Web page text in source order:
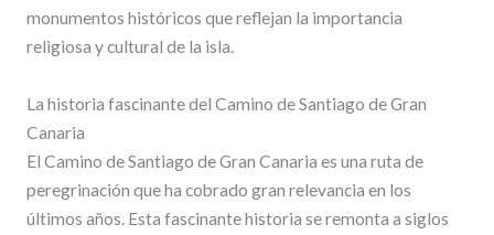
monumentos históricos que reflejan la importancia
religiosa y cultural de la isla.
La historia fascinante del Camino de Santiago de Gran
Canaria
El Camino de Santiago de Gran Canaria es una ruta de
peregrinación que ha cobrado gran relevancia en los
últimos años. Esta fascinante historia se remonta a siglos